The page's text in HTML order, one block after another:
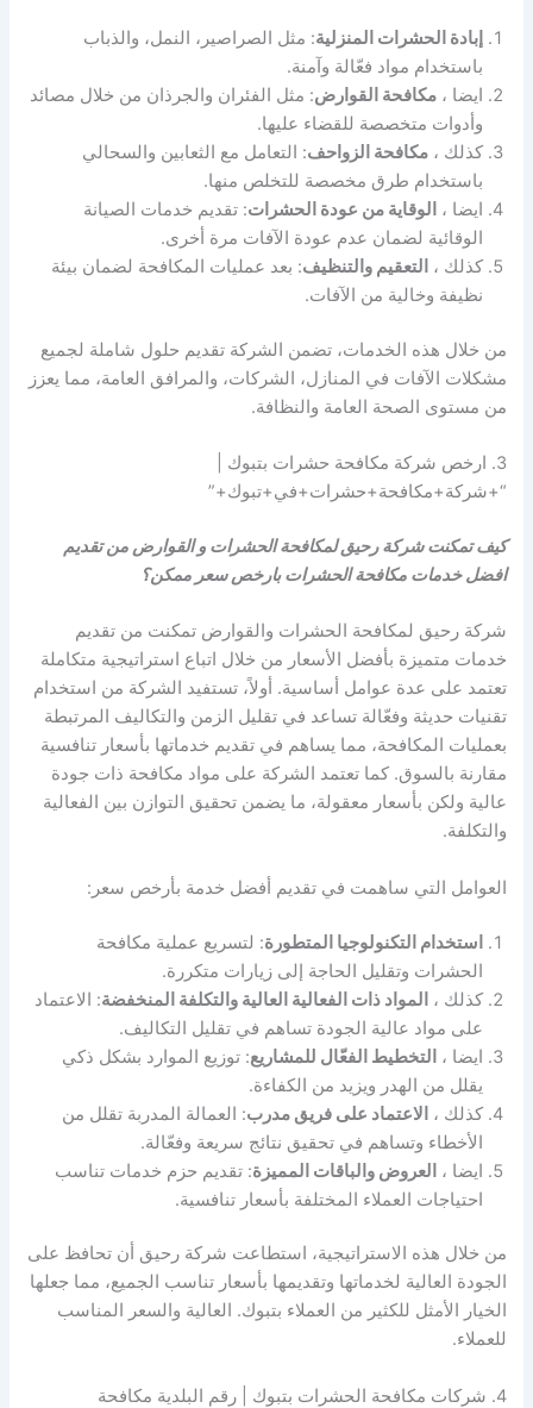
إبادة الحشرات المنزلية: مثل الصراصير، النمل، والذباب
باستخدام مواد فعّالة وآمنة.
ايضا ،مكافحة القوارض: مثل الفئران والجرذان من خلال مصائد
وأدوات متخصصة للقضاء عليها.
كذلك ،مكافحة الزواحف: التعامل مع الثعابين والسحالي
باستخدام طرق مخصصة للتخلص منها.
ايضا ، الوقاية من عودة الحشرات: تقديم خدمات الصيانة
الوقائية لضمان عدم عودة الآفات مرة أخرى.
كذلك ، التعقيم والتنظيف: بعد عمليات المكافحة لضمان بيئة
نظيفة وخالية من الآفات.
من خلال هذه الخدمات، تضمن الشركة تقديم حلول شاملة لجميع
مشكلات الآفات في المنازل، الشركات، والمرافق العامة، مما يعزز
من مستوى الصحة العامة والنظافة.
3. ارخص شركة مكافحة حشرات بتبوك |
“+شركة+مكافحة+حشرات+في+تبوك+”
كيف تمكنت شركة رحيق لمكافحة الحشرات و القوارض من تقديم
افضل خدمات مكافحة الحشرات بارخص سعر ممكن؟
شركة رحيق لمكافحة الحشرات والقوارض تمكنت من تقديم
خدمات متميزة بأفضل الأسعار من خلال اتباع استراتيجية متكاملة
تعتمد على عدة عوامل أساسية. أولاً، تستفيد الشركة من استخدام
تقنيات حديثة وفعّالة تساعد في تقليل الزمن والتكاليف المرتبطة
بعمليات المكافحة، مما يساهم في تقديم خدماتها بأسعار تنافسية
مقارنة بالسوق. كما تعتمد الشركة على مواد مكافحة ذات جودة
عالية ولكن بأسعار معقولة، ما يضمن تحقيق التوازن بين الفعالية
والتكلفة.
العوامل التي ساهمت في تقديم أفضل خدمة بأرخص سعر:
استخدام التكنولوجيا المتطورة: لتسريع عملية مكافحة
الحشرات وتقليل الحاجة إلى زيارات متكررة.
كذلك ، المواد ذات الفعالية العالية والتكلفة المنخفضة: الاعتماد
على مواد عالية الجودة تساهم في تقليل التكاليف.
ايضا ، التخطيط الفعّال للمشاريع: توزيع الموارد بشكل ذكي
يقلل من الهدر ويزيد من الكفاءة.
كذلك ، الاعتماد على فريق مدرب: العمالة المدربة تقلل من
الأخطاء وتساهم في تحقيق نتائج سريعة وفعّالة.
ايضا ، العروض والباقات المميزة: تقديم حزم خدمات تناسب
احتياجات العملاء المختلفة بأسعار تنافسية.
من خلال هذه الاستراتيجية، استطاعت شركة رحيق أن تحافظ على
الجودة العالية لخدماتها وتقديمها بأسعار تناسب الجميع، مما جعلها
الخيار الأمثل للكثير من العملاء بتبوك. العالية والسعر المناسب
للعملاء.
4. شركات مكافحة الحشرات بتبوك | رقم البلدية مكافحة